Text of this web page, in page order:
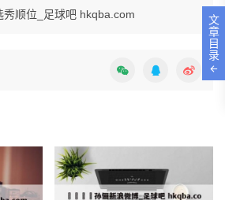
秀顺位_足球吧 hkqba.com
文
章
目
录